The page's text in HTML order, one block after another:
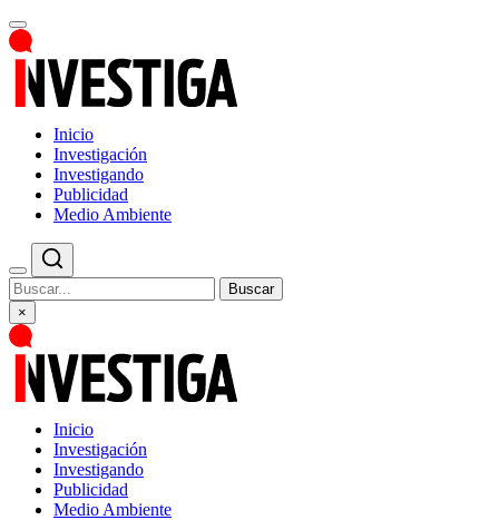
Inicio
Investigación
Investigando
Publicidad
Medio Ambiente
Buscar
×
Inicio
Investigación
Investigando
Publicidad
Medio Ambiente